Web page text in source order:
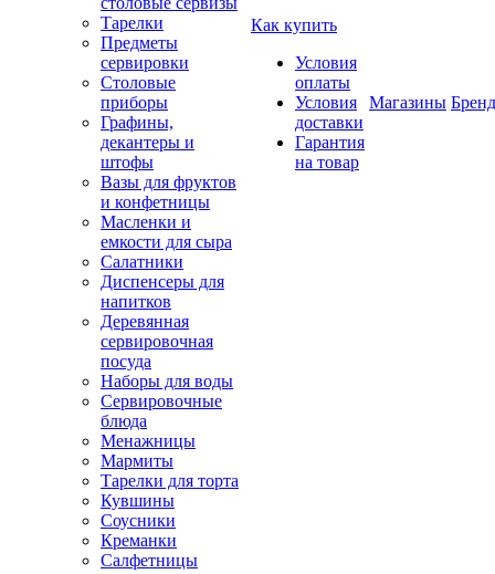
Тарелки
Предметы
сервировки
Столовые
приборы
Графины,
декантеры и
штофы
Вазы для фруктов
и конфетницы
Масленки и
емкости для сыра
Салатники
Диспенсеры для
напитков
Деревянная
сервировочная
посуда
Наборы для воды
Сервировочные
блюда
Менажницы
Мармиты
Тарелки для торта
Кувшины
Соусники
Креманки
Салфетницы
Как купить
Условия
оплаты
Условия
доставки
Гарантия
на товар
Магазины